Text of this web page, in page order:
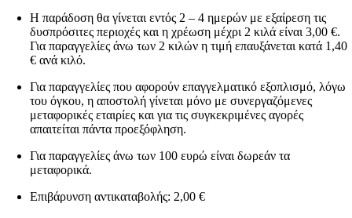
Η παράδοση θα γίνεται εντός 2 – 4 ημερών με εξαίρεση τις
δυσπρόσιτες περιοχές και η χρέωση μέχρι 2 κιλά είναι 3,00 €.
Για παραγγελίες άνω των 2 κιλών η τιμή επαυξάνεται κατά 1,40
€ ανά κιλό.
Για παραγγελίες που αφορούν επαγγελματικό εξοπλισμό, λόγω
του όγκου, η αποστολή γίνεται μόνο με συνεργαζόμενες
μεταφορικές εταιρίες και για τις συγκεκριμένες αγορές
απαιτείται πάντα προεξόφληση.
Για παραγγελίες άνω των 100 ευρώ είναι δωρεάν τα
μεταφορικά.
Επιβάρυνση αντικαταβολής: 2,00 €